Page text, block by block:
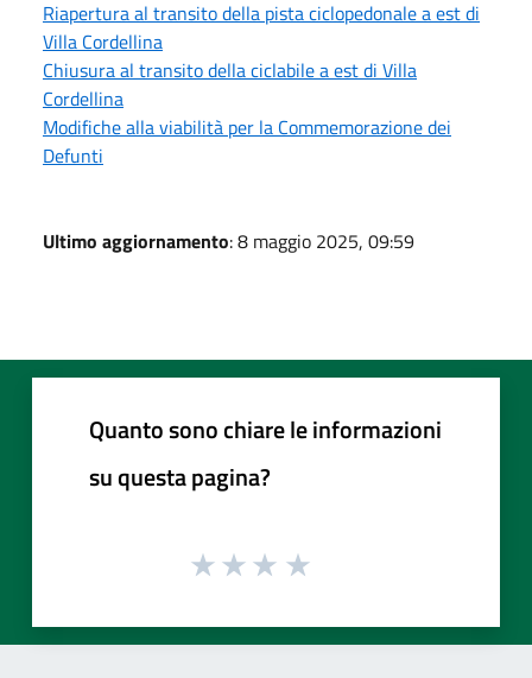
Riapertura al transito della pista ciclopedonale a est di
Villa Cordellina
Chiusura al transito della ciclabile a est di Villa
Cordellina
Modifiche alla viabilità per la Commemorazione dei
Defunti
Ultimo aggiornamento: 8 maggio 2025, 09:59
Quanto sono chiare le informazioni
su questa pagina?